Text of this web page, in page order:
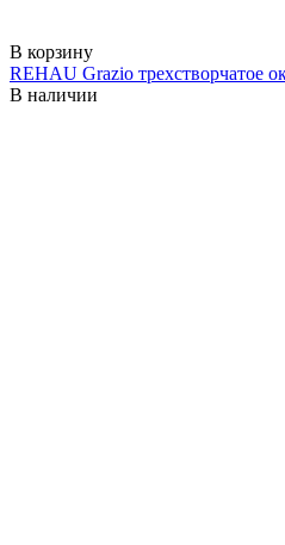
В корзину
REHAU Grazio трехстворчатое
В наличии